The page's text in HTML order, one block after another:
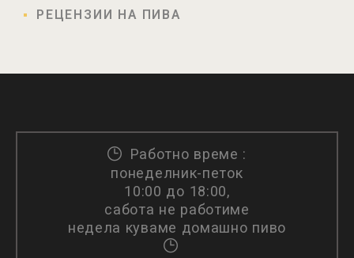
РЕЦЕНЗИИ НА ПИВА
Работно време :
понеделник-петок
10:00 до 18:00,
сабота не работиме
недела куваме домашно пиво